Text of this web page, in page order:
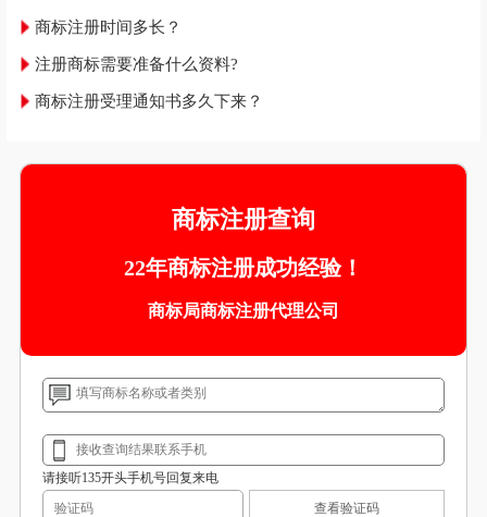
商标注册时间多长？
注册商标需要准备什么资料?
商标注册受理通知书多久下来？
商标注册查询
22年商标注册成功经验！
商标局商标注册代理公司
请接听135开头手机号回复来电
查看验证码